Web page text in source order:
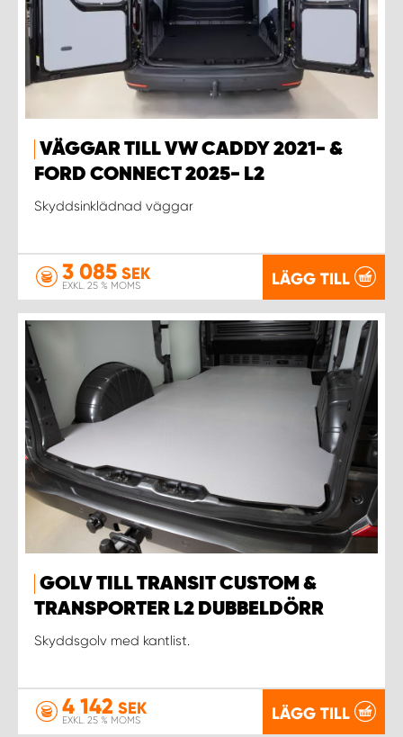
VÄGGAR TILL VW CADDY 2021- &
FORD CONNECT 2025- L2
Skyddsinklädnad väggar
3 085 SEK
EXKL. 25 % MOMS LÄGG TILL
GOLV TILL TRANSIT CUSTOM &
TRANSPORTER L2 DUBBELDÖRR
Skyddsgolv med kantlist.
4 142 SEK
EXKL. 25 % MOMS LÄGG TILL